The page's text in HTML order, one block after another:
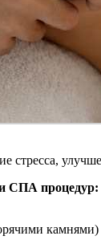
стресса,
СПА процедур:
камнями)